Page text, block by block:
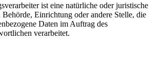
ist eine natürliche oder juristische
Behörde, Einrichtung oder andere Stelle, die
Daten im Auftrag des
verarbeitet.